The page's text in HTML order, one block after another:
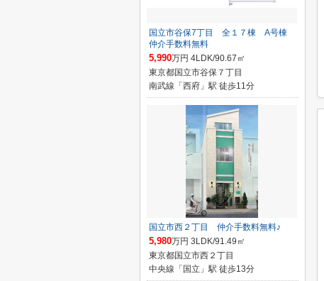
国立市谷保7丁目 全１７棟 A号棟
仲介手数料無料
5,990万円 4LDK/90.67㎡
東京都国立市谷保７丁目
南武線「西府」駅 徒歩11分
国立市西２丁目 仲介手数料無料♪
5,980万円 3LDK/91.49㎡
東京都国立市西２丁目
中央線「国立」駅 徒歩13分